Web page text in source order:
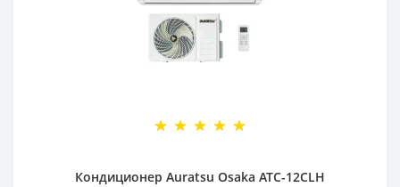
Кондиционер Auratsu Osaka ATC-12CLH